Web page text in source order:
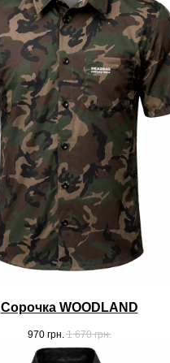
Cорочка WOODLAND
970 грн. 1 670 грн.